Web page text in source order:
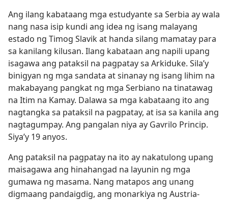
Ang ilang kabataang mga estudyante sa Serbia ay wala
nang nasa isip kundi ang idea ng isang malayang
estado ng Timog Slavik at handa silang mamatay para
sa kanilang kilusan. Ilang kabataan ang napili upang
isagawa ang pataksil na pagpatay sa Arkiduke. Sila’y
binigyan ng mga sandata at sinanay ng isang lihim na
makabayang pangkat ng mga Serbiano na tinatawag
na Itim na Kamay. Dalawa sa mga kabataang ito ang
nagtangka sa pataksil na pagpatay, at isa sa kanila ang
nagtagumpay. Ang pangalan niya ay Gavrilo Princip.
Siya’y 19 anyos.
Ang pataksil na pagpatay na ito ay nakatulong upang
maisagawa ang hinahangad na layunin ng mga
gumawa ng masama. Nang matapos ang unang
digmaang pandaigdig, ang monarkiya ng Austria-